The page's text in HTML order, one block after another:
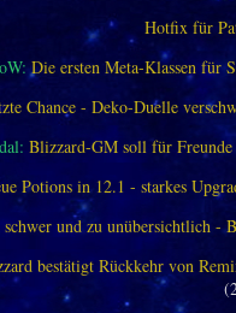
Hotfix für
Die ersten Meta-Klassen für
Chance - Deko-Duelle
Blizzard-GM soll für Freunde
Potions in 12.1 - starkes
und zu unübersichtlich -
bestätigt Rückkehr von